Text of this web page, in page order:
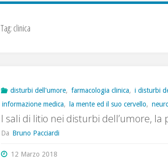
Tag: clinica
disturbi dell'umore, farmacologia clinica, i disturbi
informazione medica, la mente ed il suo cervello,
I sali di litio nei disturbi dell’umore, la
Da Bruno Pacciardi
12 Marzo 2018